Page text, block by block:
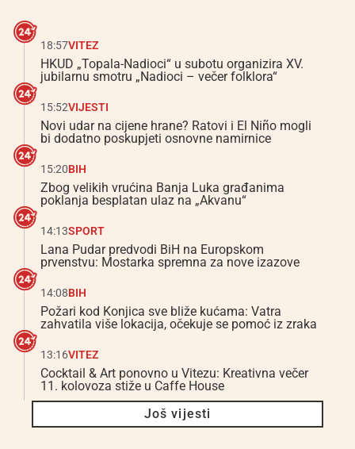
18:57VITEZ
HKUD „Topala-Nadioci“ u subotu organizira XV.
jubilarnu smotru „Nadioci – večer folklora“
15:52VIJESTI
Novi udar na cijene hrane? Ratovi i El Niño mogli
bi dodatno poskupjeti osnovne namirnice
15:20BIH
Zbog velikih vrućina Banja Luka građanima
poklanja besplatan ulaz na „Akvanu“
14:13SPORT
Lana Pudar predvodi BiH na Europskom
prvenstvu: Mostarka spremna za nove izazove
14:08BIH
Požari kod Konjica sve bliže kućama: Vatra
zahvatila više lokacija, očekuje se pomoć iz zraka
13:16VITEZ
Cocktail & Art ponovno u Vitezu: Kreativna večer
11. kolovoza stiže u Caffe House
Još vijesti